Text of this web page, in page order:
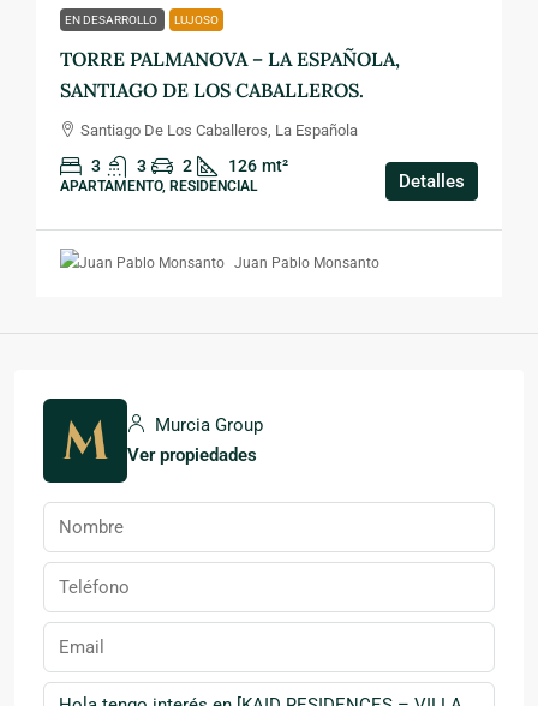
EN DESARROLLO LUJOSO
TORRE PALMANOVA – LA ESPAÑOLA,
SANTIAGO DE LOS CABALLEROS.
Santiago De Los Caballeros, La Española
3 3 2 126 mt²
APARTAMENTO, RESIDENCIAL Detalles
Juan Pablo Monsanto
Murcia Group
Ver propiedades